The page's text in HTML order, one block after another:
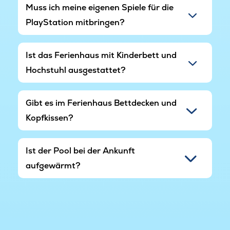
Muss ich meine eigenen Spiele für die
PlayStation mitbringen?
Ist das Ferienhaus mit Kinderbett und
Hochstuhl ausgestattet?
Gibt es im Ferienhaus Bettdecken und
Kopfkissen?
Ist der Pool bei der Ankunft
aufgewärmt?